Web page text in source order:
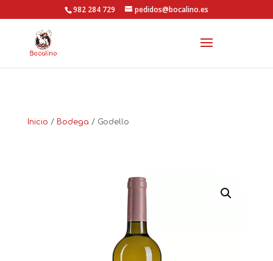
982 284 729 pedidos@bocalino.es
Inicio / Bodega / Godello